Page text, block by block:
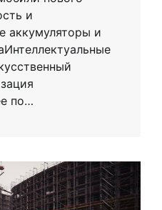
и
аккумуляторы и
по…